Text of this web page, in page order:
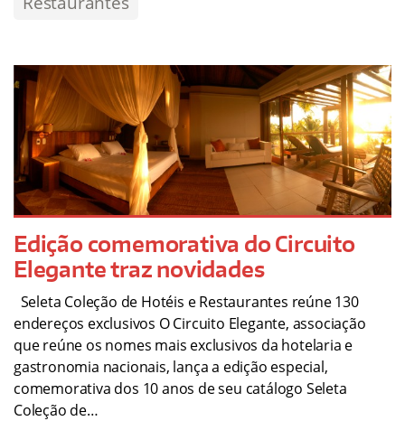
Edição comemorativa do Circuito
Elegante traz novidades
Seleta Coleção de Hotéis e Restaurantes reúne 130
endereços exclusivos O Circuito Elegante, associação
que reúne os nomes mais exclusivos da hotelaria e
gastronomia nacionais, lança a edição especial,
comemorativa dos 10 anos de seu catálogo Seleta
Coleção de…